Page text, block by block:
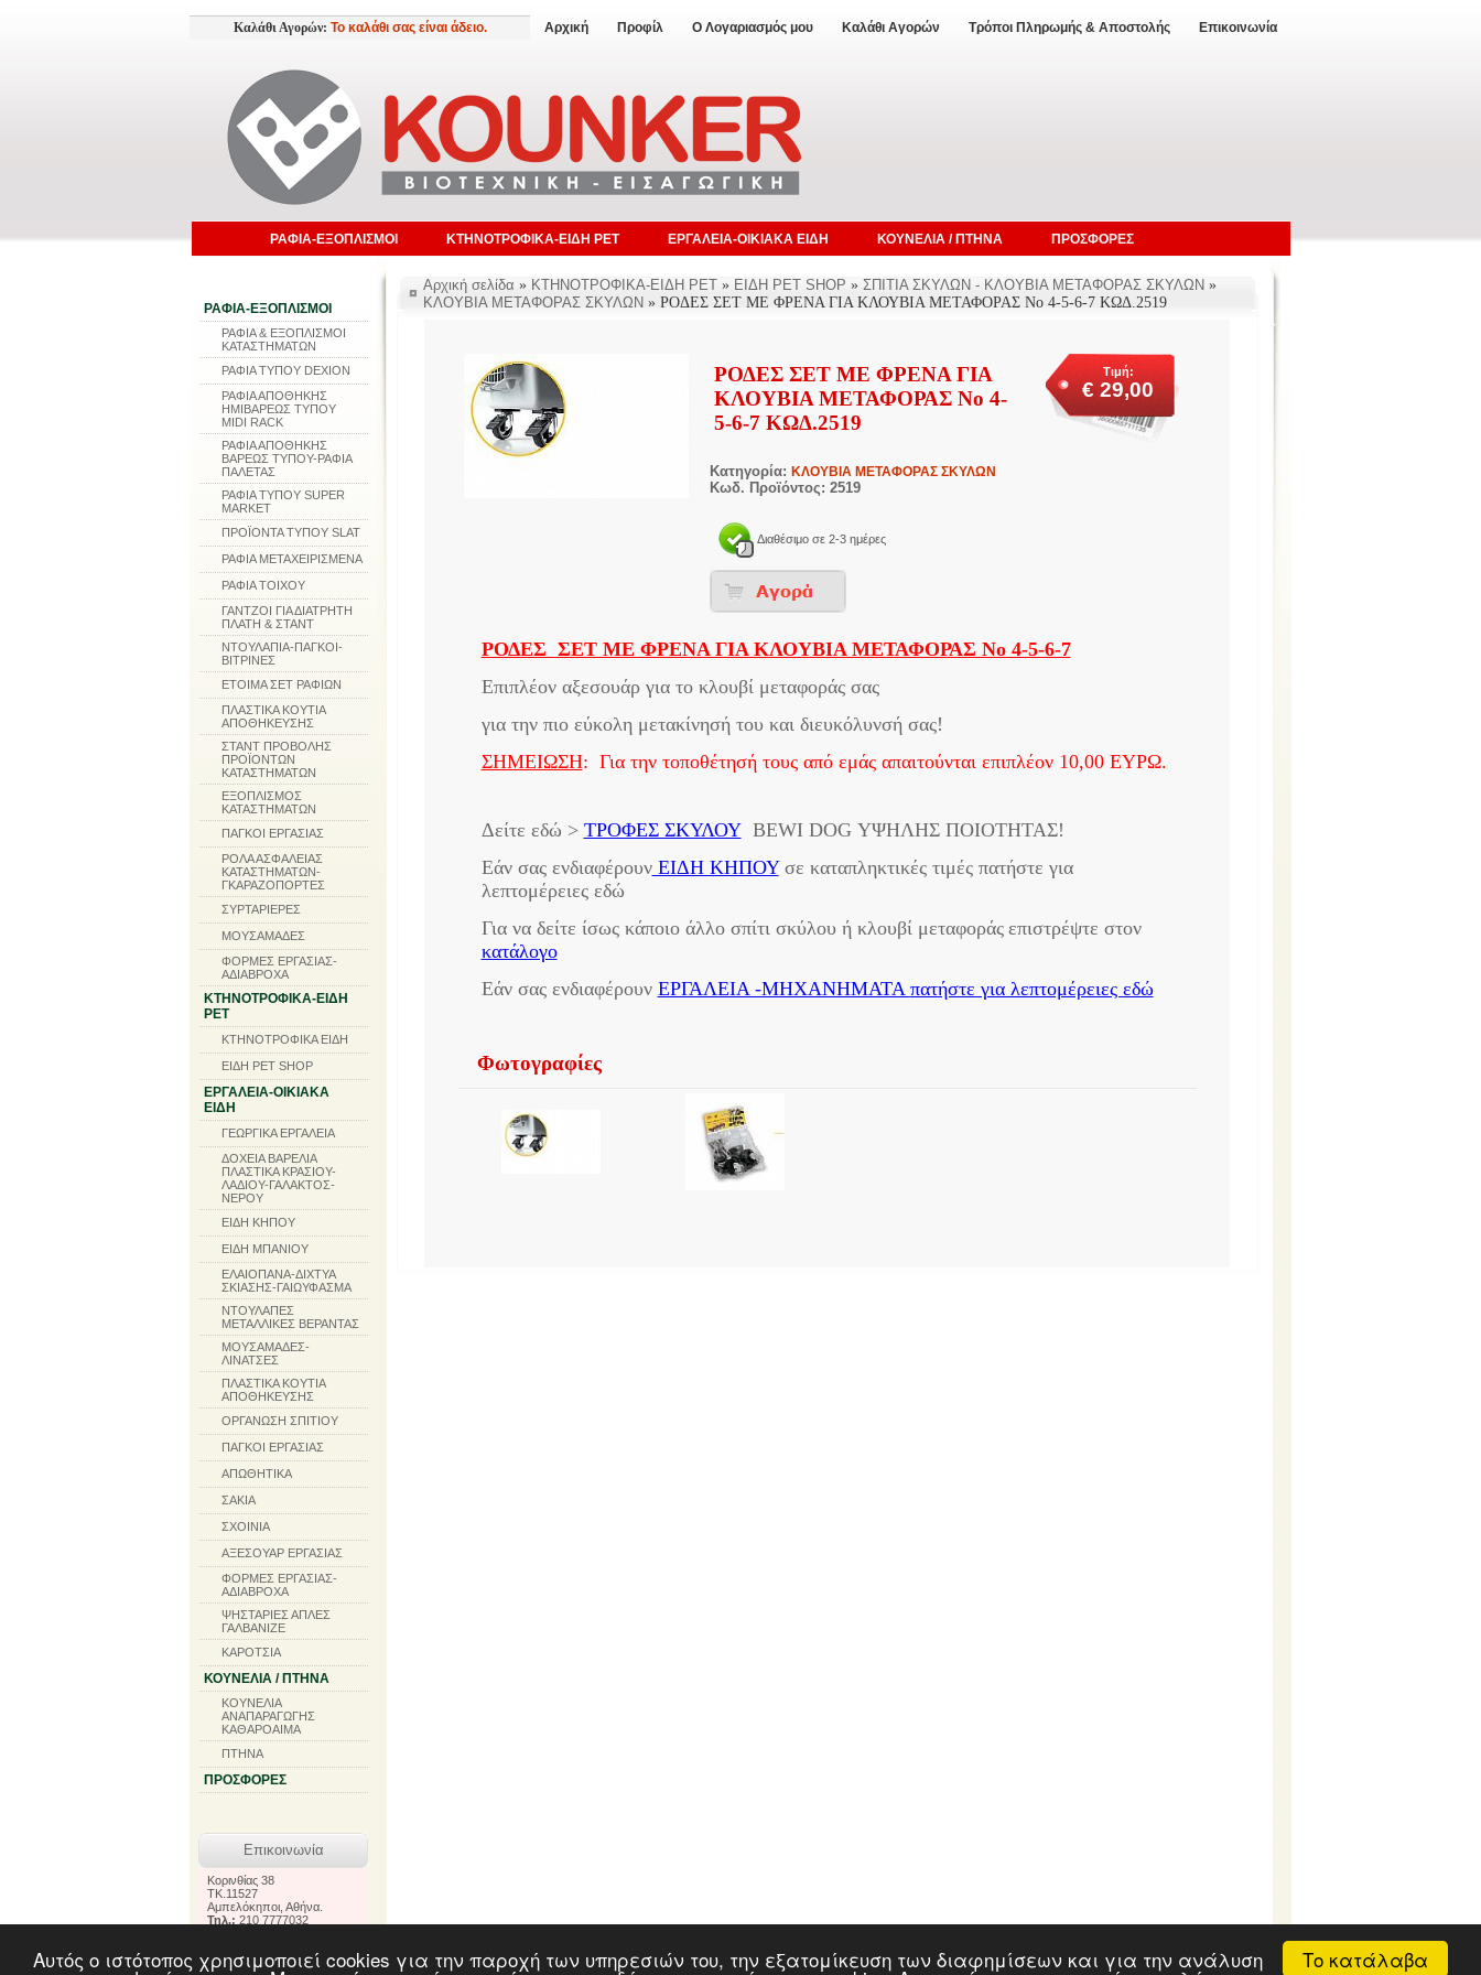
Το κατάλαβα
Αυτός ο ιστότοπος χρησιμοποιεί cookies για την παροχή των υπηρεσιών του, την εξατομίκευση των διαφημίσεων και για την ανάλυση
Καλάθι Αγορών: Το καλάθι σας είναι άδειο. Αρχική Προφίλ Ο Λογαριασμός μου Καλάθι Αγορών Τρόποι Πληρωμής & Αποστολής Επικοινωνία
ΡΑΦΙΑ-ΕΞΟΠΛΙΣΜΟΙ ΚΤΗΝΟΤΡΟΦΙΚΑ-ΕΙΔΗ PET ΕΡΓΑΛΕΙΑ-ΟΙΚΙΑΚΑ ΕΙΔΗ ΚΟΥΝΕΛΙΑ / ΠΤΗΝΑ ΠΡΟΣΦΟΡΕΣ
ΡΑΦΙΑ-ΕΞΟΠΛΙΣΜΟΙ
ΡΑΦΙΑ & ΕΞΟΠΛΙΣΜΟΙ
ΚΑΤΑΣΤΗΜΑΤΩΝ
ΡΑΦΙΑ ΤΥΠΟΥ DEXION
ΡΑΦΙΑ ΑΠΟΘΗΚΗΣ
ΗΜΙΒΑΡΕΩΣ ΤΥΠΟΥ
MIDI RACK
ΡΑΦΙΑ ΑΠΟΘΗΚΗΣ
ΒΑΡΕΩΣ ΤΥΠΟΥ-ΡΑΦΙΑ
ΠΑΛΕΤΑΣ
ΡΑΦΙΑ ΤΥΠΟΥ SUPER
MARKET
ΠΡΟΪΟΝΤΑ ΤΥΠΟΥ SLAT
ΡΑΦΙΑ ΜΕΤΑΧΕΙΡΙΣΜΕΝΑ
ΡΑΦΙΑ ΤΟΙΧΟΥ
ΓΑΝΤΖΟΙ ΓΙΑ ΔΙΑΤΡΗΤΗ
ΠΛΑΤΗ & ΣΤΑΝΤ
ΝΤΟΥΛΑΠΙΑ-ΠΑΓΚΟΙ-
ΒΙΤΡΙΝΕΣ
ΕΤΟΙΜΑ ΣΕΤ ΡΑΦΙΩΝ
ΠΛΑΣΤΙΚΑ ΚΟΥΤΙΑ
ΑΠΟΘΗΚΕΥΣΗΣ
ΣΤΑΝΤ ΠΡΟΒΟΛΗΣ
ΠΡΟΪΟΝΤΩΝ
ΚΑΤΑΣΤΗΜΑΤΩΝ
ΕΞΟΠΛΙΣΜΟΣ
ΚΑΤΑΣΤΗΜΑΤΩΝ
ΠΑΓΚΟΙ ΕΡΓΑΣΙΑΣ
ΡΟΛΑ ΑΣΦΑΛΕΙΑΣ
ΚΑΤΑΣΤΗΜΑΤΩΝ-
ΓΚΑΡΑΖΟΠΟΡΤΕΣ
ΣΥΡΤΑΡΙΕΡΕΣ
ΜΟΥΣΑΜΑΔΕΣ
ΦΟΡΜΕΣ ΕΡΓΑΣΙΑΣ-
ΑΔΙΑΒΡΟΧΑ
ΚΤΗΝΟΤΡΟΦΙΚΑ-ΕΙΔΗ
PET
ΚΤΗΝΟΤΡΟΦΙΚΑ ΕΙΔΗ
ΕΙΔΗ PET SHOP
ΕΡΓΑΛΕΙΑ-ΟΙΚΙΑΚΑ
ΕΙΔΗ
ΓΕΩΡΓΙΚΑ ΕΡΓΑΛΕΙΑ
ΔΟΧΕΙΑ ΒΑΡΕΛΙΑ
ΠΛΑΣΤΙΚΑ ΚΡΑΣΙΟΥ-
ΛΑΔΙΟΥ-ΓΑΛΑΚΤΟΣ-
ΝΕΡΟΥ
ΕΙΔΗ ΚΗΠΟΥ
ΕΙΔΗ ΜΠΑΝΙΟΥ
ΕΛΑΙΟΠΑΝΑ-ΔΙΧΤΥΑ
ΣΚΙΑΣΗΣ-ΓΑΙΩΥΦΑΣΜΑ
ΝΤΟΥΛΑΠΕΣ
ΜΕΤΑΛΛΙΚΕΣ ΒΕΡΑΝΤΑΣ
ΜΟΥΣΑΜΑΔΕΣ-
ΛΙΝΑΤΣΕΣ
ΠΛΑΣΤΙΚΑ ΚΟΥΤΙΑ
ΑΠΟΘΗΚΕΥΣΗΣ
ΟΡΓΑΝΩΣΗ ΣΠΙΤΙΟΥ
ΠΑΓΚΟΙ ΕΡΓΑΣΙΑΣ
ΑΠΩΘΗΤΙΚΑ
ΣΑΚΙΑ
ΣΧΟΙΝΙΑ
ΑΞΕΣΟΥΑΡ ΕΡΓΑΣΙΑΣ
ΦΟΡΜΕΣ ΕΡΓΑΣΙΑΣ-
ΑΔΙΑΒΡΟΧΑ
ΨΗΣΤΑΡΙΕΣ ΑΠΛΕΣ
ΓΑΛΒΑΝΙΖΕ
ΚΑΡΟΤΣΙΑ
ΚΟΥΝΕΛΙΑ / ΠΤΗΝΑ
ΚΟΥΝΕΛΙΑ
ΑΝΑΠΑΡΑΓΩΓΗΣ
ΚΑΘΑΡΟΑΙΜΑ
ΠΤΗΝΑ
ΠΡΟΣΦΟΡΕΣ
Επικοινωνία
Κορινθίας 38
TK.11527
Αμπελόκηποι, Αθήνα.
Τηλ.: 210 7777032
Αρχική σελίδα » ΚΤΗΝΟΤΡΟΦΙΚΑ-ΕΙΔΗ PET» ΕΙΔΗ PET SHOP » ΣΠΙΤΙΑ ΣΚΥΛΩΝ - ΚΛΟΥΒΙΑ ΜΕΤΑΦΟΡΑΣ ΣΚΥΛΩΝ »
ΚΛΟΥΒΙΑ ΜΕΤΑΦΟΡΑΣ ΣΚΥΛΩΝ » ΡΟΔΕΣ ΣΕΤ ΜΕ ΦΡΕΝΑ ΓΙΑ ΚΛΟΥΒΙΑ ΜΕΤΑΦΟΡΑΣ Νο 4-5-6-7 ΚΩΔ.2519
ΡΟΔΕΣ ΣΕΤ ΜΕ ΦΡΕΝΑ ΓΙΑ
ΚΛΟΥΒΙΑ ΜΕΤΑΦΟΡΑΣ Νο 4-
5-6-7 ΚΩΔ.2519
Κατηγορία: ΚΛΟΥΒΙΑ ΜΕΤΑΦΟΡΑΣ ΣΚΥΛΩΝ
Κωδ. Προϊόντος: 2519
Διαθέσιμο σε 2-3 ημέρες
Τιμή:
€ 29,00
ΡΟΔΕΣ ΣΕΤ ΜΕ ΦΡΕΝΑ ΓΙΑ ΚΛΟΥΒΙΑ ΜΕΤΑΦΟΡΑΣ Νο 4-5-6-7
Επιπλέον αξεσουάρ για το κλουβί μεταφοράς σας
για την πιο εύκολη μετακίνησή του και διευκόλυνσή σας!
ΣΗΜΕΙΩΣΗ: Για την τοποθέτησή τους από εμάς απαιτούνται επιπλέον 10,00 ΕΥΡΩ.
Δείτε εδώ > ΤΡΟΦΕΣ ΣΚΥΛΟΥBEWI DOG ΥΨΗΛΗΣ ΠΟΙΟΤΗΤΑΣ!
Εάν σας ενδιαφέρουνΕΙΔΗ ΚΗΠΟΥσε καταπληκτικές τιμές πατήστε για
λεπτομέρειες εδώ
Για να δείτε ίσως κάποιο άλλο σπίτι σκύλου ή κλουβί μεταφοράς επιστρέψτε στον
κατάλογο
Εάν σας ενδιαφέρουν ΕΡΓΑΛΕΙΑ -ΜΗΧΑΝΗΜΑΤΑ πατήστε για λεπτομέρειες εδώ
Φωτογραφίες